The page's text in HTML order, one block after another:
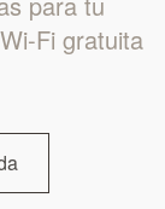
Fi gratuita